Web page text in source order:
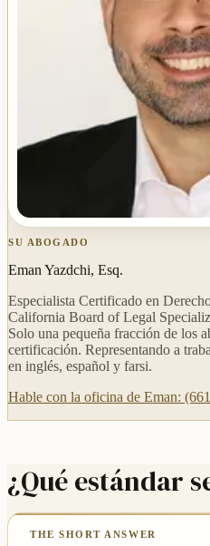
SU ABOGADO
Eman Yazdchi, Esq.
Especialista Certificado en
California Board of Legal
Solo una pequeña fracción de los
certificación. Representando a
en inglés, español y farsi.
Hable con la oficina de Eman:
¿Qué estándar